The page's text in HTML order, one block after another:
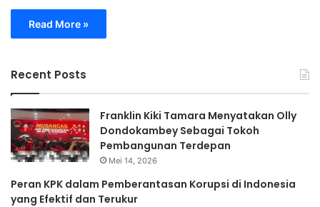
Read More »
Recent Posts
Franklin Kiki Tamara Menyatakan Olly
Dondokambey Sebagai Tokoh
Pembangunan Terdepan
Mei 14, 2026
Peran KPK dalam Pemberantasan Korupsi di Indonesia
yang Efektif dan Terukur